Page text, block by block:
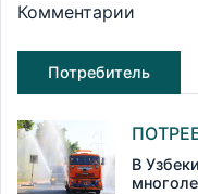
Комментарии
Потребитель
В